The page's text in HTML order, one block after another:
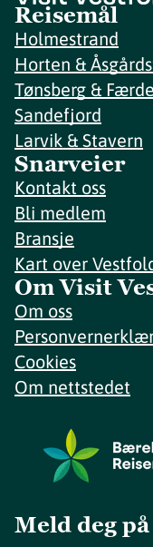
Reisemål
Holmestrand
Horten &
Tønsberg &
Sandefjord
Larvik & Stavern
Snarveier
Kontakt oss
Bli medlem
Bransje
Kart over
Om Visit
Om oss
Cookies
Om nettstedet
Meld deg